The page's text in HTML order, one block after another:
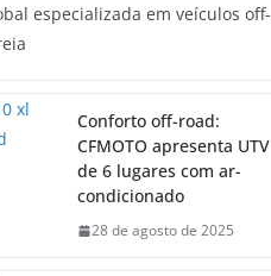
especializada em veículos off-
Conforto off-road:
CFMOTO apresenta UTV
de 6 lugares com ar-
condicionado
28 de agosto de 2025